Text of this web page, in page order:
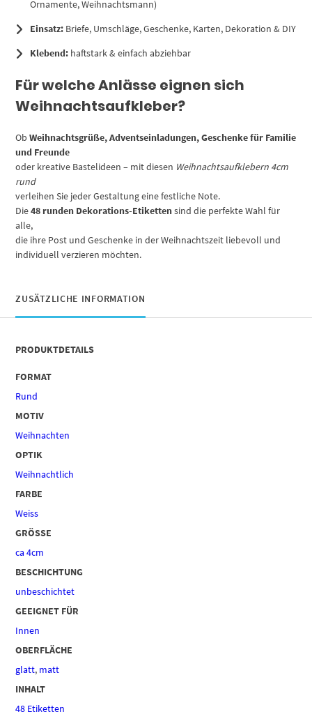
Ornamente, Weihnachtsmann)
Einsatz: Briefe, Umschläge, Geschenke, Karten, Dekoration & DIY
Klebend: haftstark & einfach abziehbar
Für welche Anlässe eignen sich
Weihnachtsaufkleber?
ObWeihnachtsgrüße, Adventseinladungen, Geschenke für Familie
und Freunde
oder kreative Bastelideen – mit diesen Weihnachtsaufklebern 4cm
rund
verleihen Sie jeder Gestaltung eine festliche Note.
Die48 runden Dekorations-Etikettensind die perfekte Wahl für
alle,
die ihre Post und Geschenke in der Weihnachtszeit liebevoll und
individuell verzieren möchten.
ZUSÄTZLICHE INFORMATION
PRODUKTDETAILS
FORMAT
Rund
MOTIV
Weihnachten
OPTIK
Weihnachtlich
FARBE
Weiss
GRÖSSE
ca 4cm
BESCHICHTUNG
unbeschichtet
GEEIGNET FÜR
Innen
OBERFLÄCHE
glatt, matt
INHALT
48 Etiketten